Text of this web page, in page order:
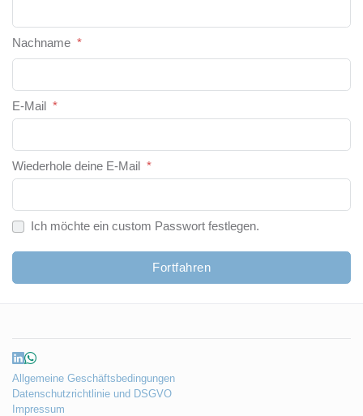
Nachname *
E-Mail *
Wiederhole deine E-Mail *
Ich möchte ein custom Passwort festlegen.
Fortfahren
Allgemeine Geschäftsbedingungen
Datenschutzrichtlinie und DSGVO
Impressum